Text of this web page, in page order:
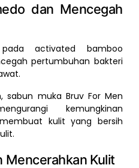
dan Mencegah
activated bamboo
pertumbuhan bakteri
sabun muka Bruv For Men
kemungkinan
kulit yang bersih
Mencerahkan Kulit